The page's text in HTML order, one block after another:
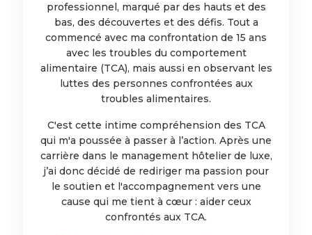
professionnel, marqué par des hauts et des
bas, des découvertes et des défis. Tout a
commencé avec ma confrontation de 15 ans
avec les troubles du comportement
alimentaire (TCA), mais aussi en observant les
luttes des personnes confrontées aux
troubles alimentaires.
C'est cette intime compréhension des TCA
qui m'a poussée à passer à l’action. Après une
carrière dans le management hôtelier de luxe,
j’ai donc décidé de rediriger ma passion pour
le soutien et l'accompagnement vers une
cause qui me tient à cœur : aider ceux
confrontés aux TCA.